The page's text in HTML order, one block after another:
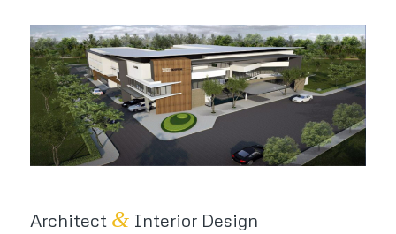
Architect &Interior Design